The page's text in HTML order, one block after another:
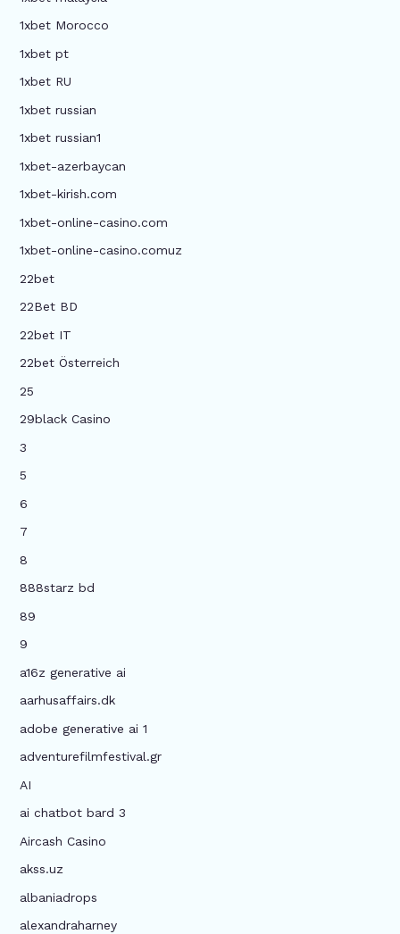
1xbet Morocco
1xbet pt
1xbet RU
1xbet russian
1xbet russian1
1xbet-azerbaycan
1xbet-kirish.com
1xbet-online-casino.com
1xbet-online-casino.comuz
22bet
22Bet BD
22bet IT
22bet Österreich
25
29black Casino
3
5
6
7
8
888starz bd
89
9
a16z generative ai
aarhusaffairs.dk
adobe generative ai 1
adventurefilmfestival.gr
AI
ai chatbot bard 3
Aircash Casino
akss.uz
albaniadrops
alexandraharney